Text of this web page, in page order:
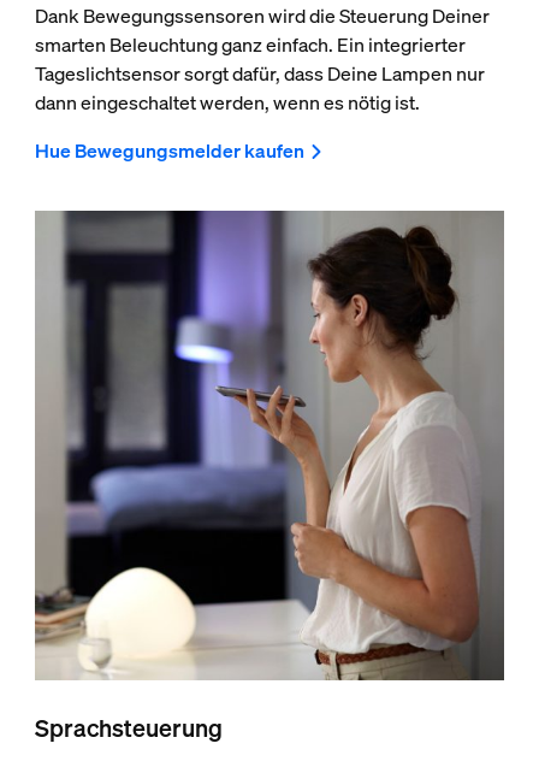
Dank Bewegungssensoren wird die Steuerung Deiner
smarten Beleuchtung ganz einfach. Ein integrierter
Tageslichtsensor sorgt dafür, dass Deine Lampen nur
dann eingeschaltet werden, wenn es nötig ist.
Hue Bewegungsmelder kaufen
Sprachsteuerung